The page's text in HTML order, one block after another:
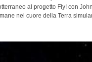
al progetto Fly! con
nel cuore della Terra